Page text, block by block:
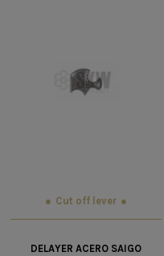
Cut off lever
DELAYER ACERO SAIGO